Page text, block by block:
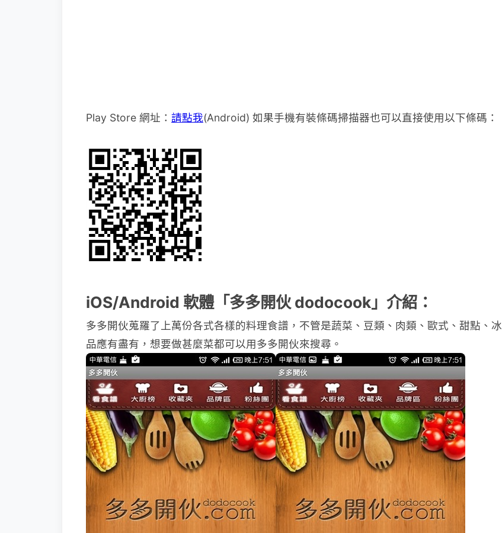
Play Store 網址： 請點我(Android) 如果手機有裝條碼掃描器也可以直接使用以下條碼：
iOS/Android 軟體「多多開伙 dodocook」介紹：
多多開伙蒐羅了上萬份各式各樣的料理食譜，不管是蔬菜、豆類、肉類、歐式、甜點、冰
品應有盡有，想要做甚麼菜都可以用多多開伙來搜尋。